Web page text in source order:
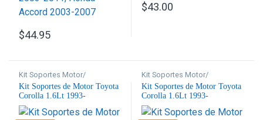
$44.95
$43.00
Kit Soportes Motor/
Transmisión
Motor
Kit Soportes de Motor Toyota
Corolla 1.6Lt 1993-
1997*Automático (3
cambios)*
Kit Soportes Motor/
Transmisión
Motor
Kit Soportes de Motor Toyota
Corolla 1.6Lt 1993-
1997*Automático (4
cambios)*